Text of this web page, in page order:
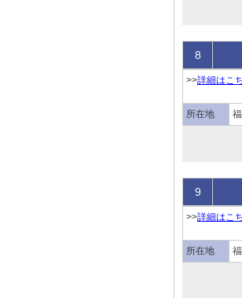
8
>>詳細はこ
所在地
9
>>詳細はこ
所在地